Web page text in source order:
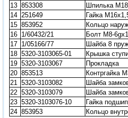
13 853308
Шпилька
14 251649
Гайка
15 853952
Кольцо
16 1/60432/21
Болт М8-
17 1/05166/77
Шайба 8
18 5320-3103065-01
Крышка
19 5320-3103067
Прокладка
20 853513
Контргайка
21
5320-3103082
Шайба
22 5320-3103079
Шайба
23 5320-3103076-10
Гайка
24 853953 Кольцо